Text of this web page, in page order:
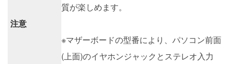
注意
質が楽しめます。
※マザーボードの型番により、パソコン前面
(上面)のイヤホンジャックとステレオ入力